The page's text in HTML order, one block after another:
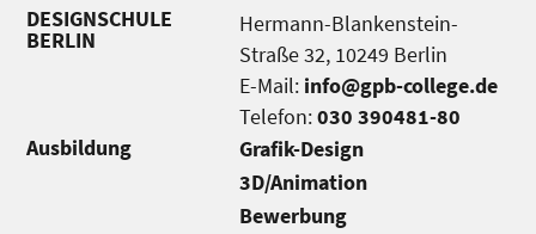
DESIGNSCHULE
BERLIN
Hermann-Blankenstein-
Straße 32, 10249 Berlin
E-Mail: info@gpb-college.de
Telefon:030 390481-80
Ausbildung
Grafik-Design
3D/Animation
Bewerbung